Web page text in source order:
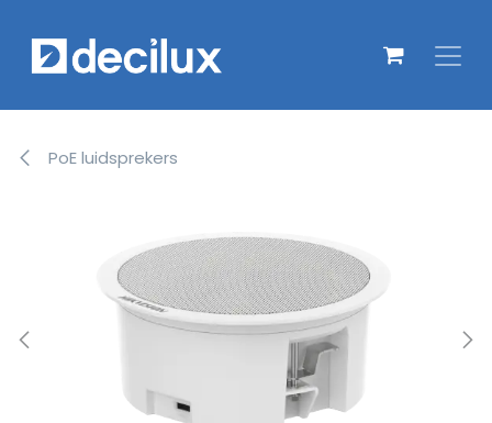
PoE luidsprekers